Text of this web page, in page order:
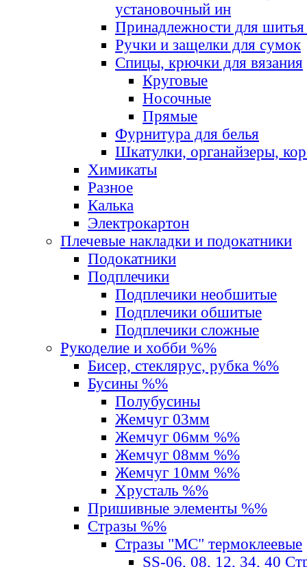
установочный ин
Принадлежности для шитья
Ручки и защелки для сумок
Спицы, крючки для вязания
Круговые
Носочные
Прямые
Фурнитура для белья
Шкатулки, органайзеры,
Химикаты
Разное
Калька
Электрокартон
Плечевые накладки и подокатники
Подокатники
Подплечики
Подплечики необшитые
Подплечики обшитые
Подплечики сложные
Рукоделие и хобби %%
Бисер, стеклярус, рубка %%
Бусины %%
Полубусины
Жемчуг 03мм
Жемчуг 06мм %%
Жемчуг 08мм %%
Жемчуг 10мм %%
Хрусталь %%
Пришивные элементы %%
Стразы %%
Стразы "MС" термоклеевые
SS-06, 08, 12, 34, 40